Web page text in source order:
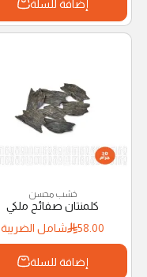
إضافة للسلة
خشب محسن
كلمنتان صفائح ملكي
58.00
شامل الضريبة
إضافة للسلة